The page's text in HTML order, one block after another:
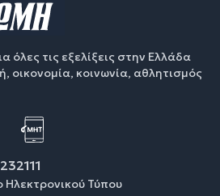
όλες τις εξελίξεις στην Ελλάδα
οικονομία, κοινωνία, αθλητισμός
Τύπου